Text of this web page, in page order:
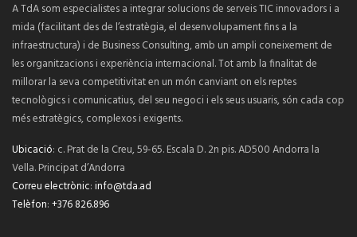
A TdA som especialistes a integrar solucions de serveis TIC innovadors i a
mida (facilitant des de l’estratègia, el desenvolupament fins a la
infraestructura) i de Business Consulting, amb un ampli coneixement de
les organitzacions i experiència internacional. Tot amb la finalitat de
millorar la seva competitivitat en un món canviant on els reptes
tecnològics i comunicatius, del seu negoci i els seus usuaris, són cada cop
més estratègics, complexos i exigents.
Ubicació: c. Prat de la Creu, 59-65. Escala D. 2n pis. AD500 Andorra la
Vella. Principat d’Andorra
Correu electrònic:info@tda.ad
Telèfon:+376 826.896